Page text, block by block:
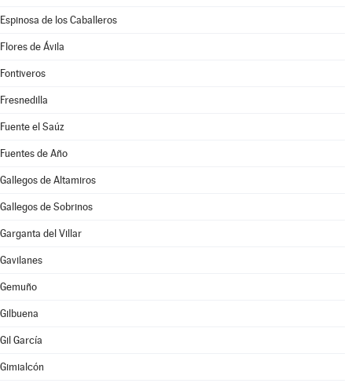
Espinosa de los Caballeros
Flores de Ávila
Fontiveros
Fresnedilla
Fuente el Saúz
Fuentes de Año
Gallegos de Altamiros
Gallegos de Sobrinos
Garganta del Villar
Gavilanes
Gemuño
Gilbuena
Gil García
Gimialcón